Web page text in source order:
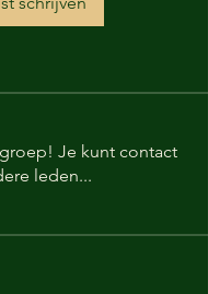
Je kunt contact
leden...